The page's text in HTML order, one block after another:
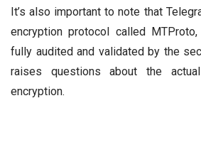
It’s also important to note that
encryption protocol called
fully audited and validated by the
raises questions about the
encryption.